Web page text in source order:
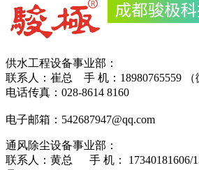
供水工程设备事业部：
联系人：崔总 手 机：18980765559 （
电话传真：028-
电子邮箱：542687947@qq.com
通风除尘设备事业部：
联系人：黄总 手 机： 17340181606/